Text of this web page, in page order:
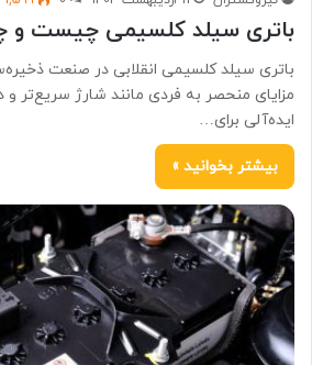
باتری سیلد کلسیمی چیست و
باتری سیلد کلسیمی انقلابی در صنعت
مزایای منحصر به فردی مانند شارژ سریع‌تر و
ایده‌آلی برای…
بیشتر بخوانید »